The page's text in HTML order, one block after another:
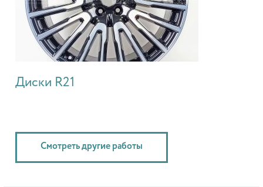
Диски R21
Смотреть другие работы